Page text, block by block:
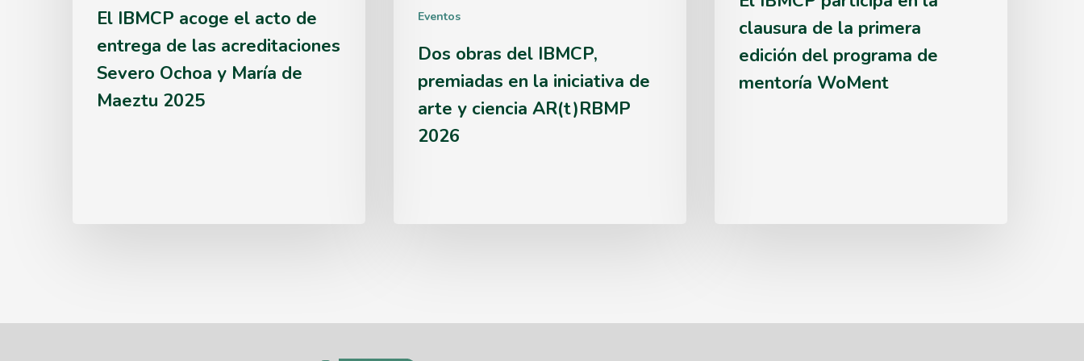
acreditaciones
Severo
Ochoa
El IBMCP acoge el acto de
entrega de las acreditaciones
Severo Ochoa y María de
Maeztu 2025
Eventos
arte
ciencia
AR(t)RBMP
2026
Dos obras del IBMCP,
premiadas en la iniciativa de
arte y ciencia AR(t)RBMP
2026
edición
programa
clausura de la primera
edición del programa de
mentoría WoMent